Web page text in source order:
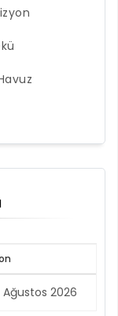
2026